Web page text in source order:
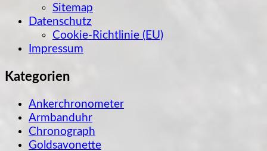
Sitemap
Datenschutz
Cookie-Richtlinie (EU)
Impressum
Kategorien
Ankerchronometer
Armbanduhr
Chronograph
Goldsavonette